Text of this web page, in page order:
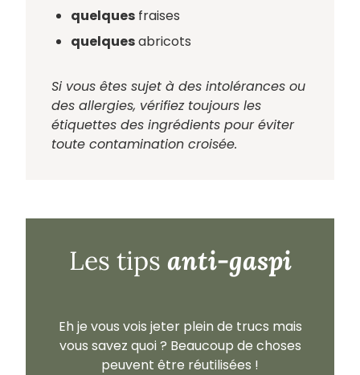
quelques fraises
quelquesabricots
Si vous êtes sujet à des intolérances ou
des allergies, vérifiez toujours les
étiquettes des ingrédients pour éviter
toute contamination croisée.
Les tips anti-gaspi
Eh je vous vois jeter plein de trucs mais
vous savez quoi ? Beaucoup de choses
peuvent être réutilisées !